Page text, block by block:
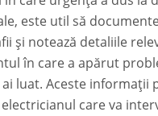
este util să
și notează detaliile
în care a apărut
luat. Aceste informații
care va